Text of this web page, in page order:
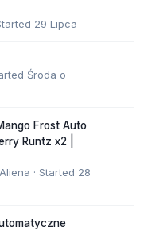
29 Lipca
Środa o
Frost Auto
Runtz x2 |
· Started 28